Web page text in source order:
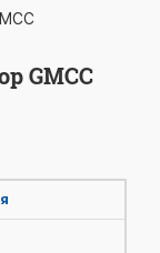
GMCC